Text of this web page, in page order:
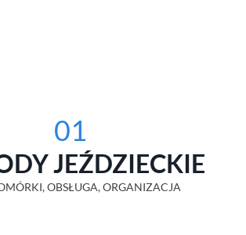
01
JEŹDZIECKIE
OBSŁUGA, ORGANIZACJA